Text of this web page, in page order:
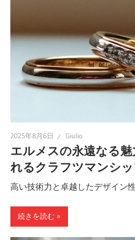
2025年8月6日 Giulio
エルメスの永遠なる
れるクラフツマンシ
高い技術力と卓越したデザイン
続きを読む